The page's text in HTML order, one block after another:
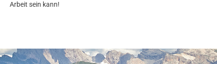
Arbeit sein kann!